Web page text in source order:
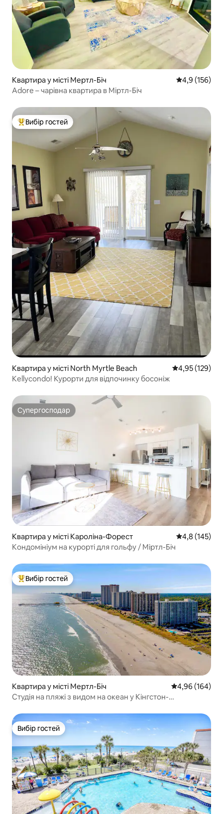
Квартира у місті Мертл-Біч Середня
4,9 (156)
Adore – чарівна квартира в Міртл-Біч
Топ вибір гостей
Вибір гостей
Квартира у місті North Myrtle Beach Середня
4,95 (129)
Kellycondo! Курорти для відпочинку босоніж
Супергосподар
Супергосподар
Квартира у місті Кароліна-Форест Середня
4,8 (145)
Кондомініум на курорті для гольфу / Міртл-Біч
Топ вибір гостей
Вибір гостей
Квартира у місті Мертл-Біч Середня
4,96 (164)
Студія на пляжі з видом на океан у Кінгстон-
Вибір гостей
Вибір гостей